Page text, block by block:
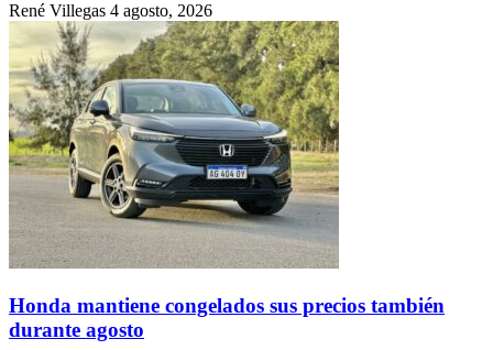
René Villegas 4 agosto, 2026
Honda mantiene congelados sus precios también
durante agosto